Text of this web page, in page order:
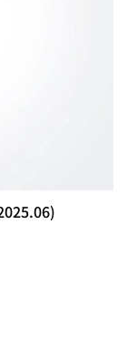
드